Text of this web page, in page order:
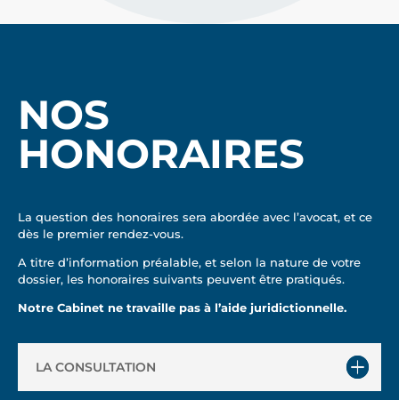
NOS
HONORAIRES
La question des honoraires sera abordée avec l’avocat, et ce
dès le premier rendez-vous.
A titre d’information préalable, et selon la nature de votre
dossier, les honoraires suivants peuvent être pratiqués.
Notre Cabinet ne travaille pas à l’aide juridictionnelle.
LA CONSULTATION